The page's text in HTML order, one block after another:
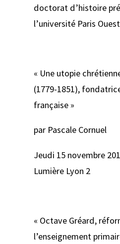
doctorat d’histoire
l’université Paris Ouest
« Une utopie
(1779-1851),
française »
par Pascale Cornuel
Jeudi 15 novembre
Lumière Lyon 2
« Octave Gréard,
l’enseignement